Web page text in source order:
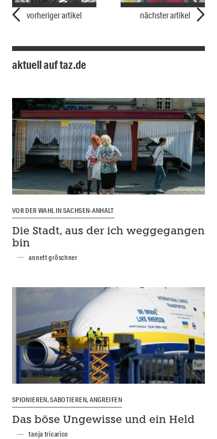
vorheriger artikel nächster artikel
aktuell auf taz.de
VOR DER WAHL IN SACHSEN-ANHALT
Die Stadt, aus der ich weggegangen
bin
annett gröschner
SPIONIEREN, SABOTIEREN, ANGREIFEN
Das böse Ungewisse und ein Held
tanja tricarico